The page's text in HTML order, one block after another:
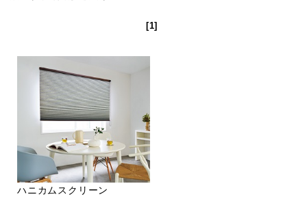
[1]
ハニカムスクリーン